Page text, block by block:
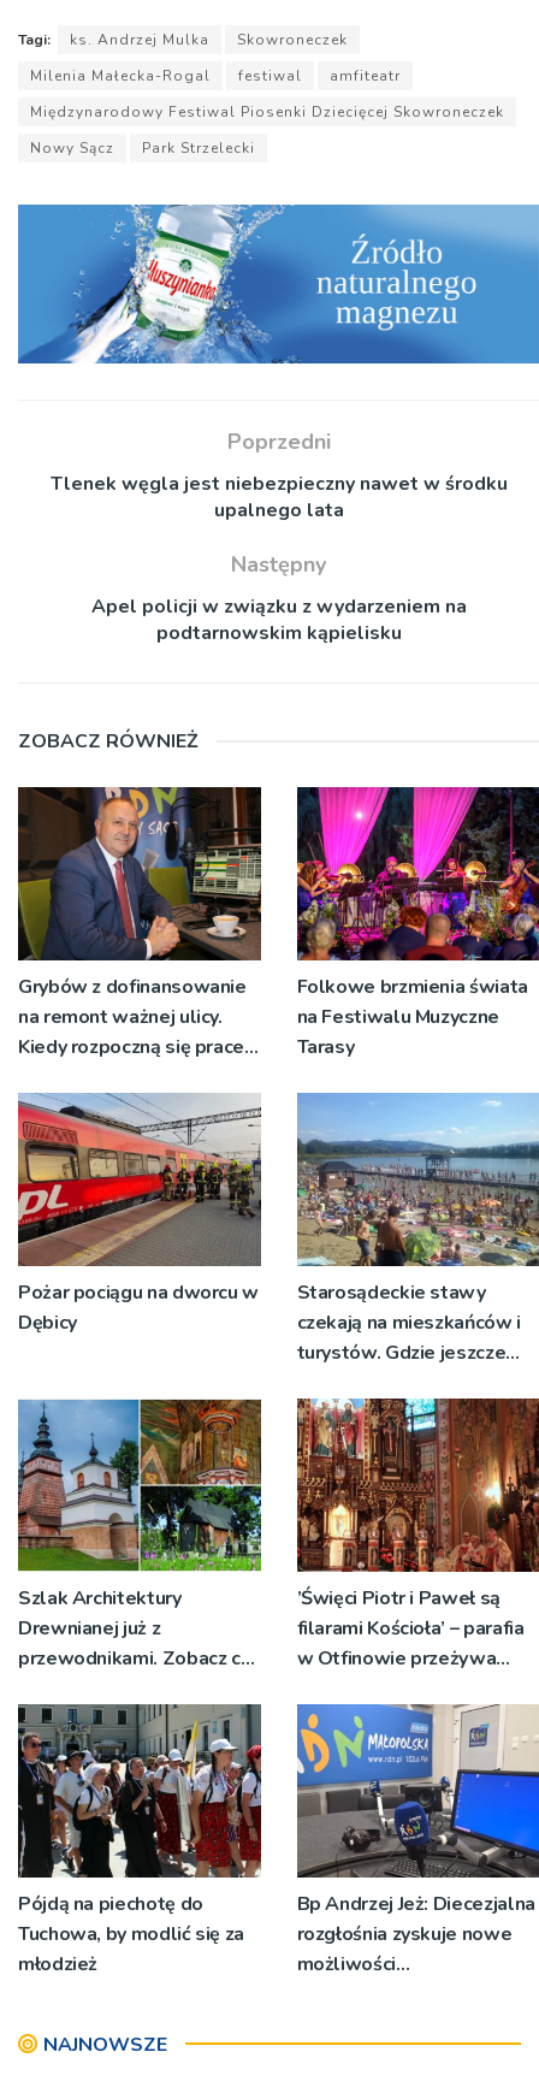
Tagi: ks. Andrzej Mulka
Skowroneczek
Milenia Małecka-Rogal
festiwal
amfiteatr
Międzynarodowy Festiwal Piosenki Dziecięcej Skowroneczek
Nowy Sącz
Park Strzelecki
Poprzedni
Tlenek węgla jest niebezpieczny nawet w środku
upalnego lata
Następny
Apel policji w związku z wydarzeniem na
podtarnowskim kąpielisku
ZOBACZ RÓWNIEŻ
Grybów z dofinansowanie
na remont ważnej ulicy.
Kiedy rozpoczną się prace?
Folkowe brzmienia świata
na Festiwalu Muzyczne
Tarasy
Pożar pociągu na dworcu w
Dębicy
Starosądeckie stawy
czekają na mieszkańców i
turystów. Gdzie jeszcze
na Sądecczyźnie?
Szlak Architektury
Drewnianej już z
przewodnikami. Zobacz co
Małopolsce
’Święci Piotr i Paweł są
filarami Kościoła’ – parafia
w Otfinowie przeżywa
Pójdą na piechotę do
Tuchowa, by modlić się za
młodzież
Bp Andrzej Jeż: Diecezjalna
rozgłośnia zyskuje nowe
możliwości
NAJNOWSZE